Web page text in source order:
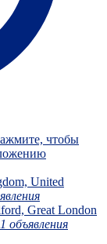
чтобы
United
Great London
объявления